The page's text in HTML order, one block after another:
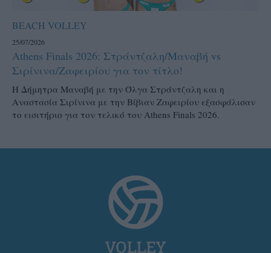
BEACH VOLLEY
25/07/2026
Athens Finals 2026: Στράντζαλη/Μαναβή vs
Σιρίνινα/Ζαφειρίου για τον τίτλο!
H Δήμητρα Μαναβή με την Όλγα Στράντζαλη και η
Αναστασία Σιρίνινα με την Βίβιαν Ζαφειρίου εξασφάλισαν
το εισιτήριο για τον τελικό του Athens Finals 2026.